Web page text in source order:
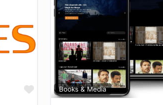
Favorisieren
Books & Media